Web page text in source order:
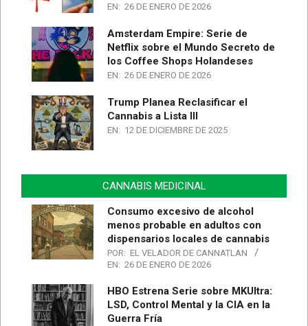
EN: 26 DE ENERO DE 2026
Amsterdam Empire: Serie de
Netflix sobre el Mundo Secreto de
los Coffee Shops Holandeses
EN: 26 DE ENERO DE 2026
Trump Planea Reclasificar el
Cannabis a Lista III
EN: 12 DE DICIEMBRE DE 2025
CANNABIS MEDICINAL
Consumo excesivo de alcohol
menos probable en adultos con
dispensarios locales de cannabis
POR: EL VELADOR DE CANNATLAN
EN: 26 DE ENERO DE 2026
HBO Estrena Serie sobre MKUltra:
LSD, Control Mental y la CIA en la
Guerra Fría